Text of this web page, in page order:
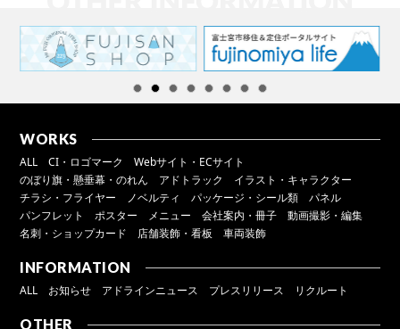
WORKS
ALL CI・ロゴマーク
Webサイト・ECサイト
のぼり旗・懸垂幕・のれん
アドトラック
イラスト・キャラクター
チラシ・フライヤー
ノベルティ パッケージ・シール類
パネル
パンフレット
ポスター メニュー 会社案内・冊子
動画撮影・編集
名刺・ショップカード
店舗装飾・看板 車両装飾
INFORMATION
ALL お知らせ アドラインニュース プレスリリース リクルート
OTHER